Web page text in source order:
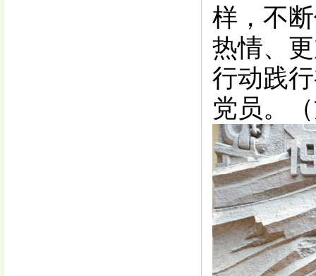
样， 不断
热情、
行动践
党员。
（